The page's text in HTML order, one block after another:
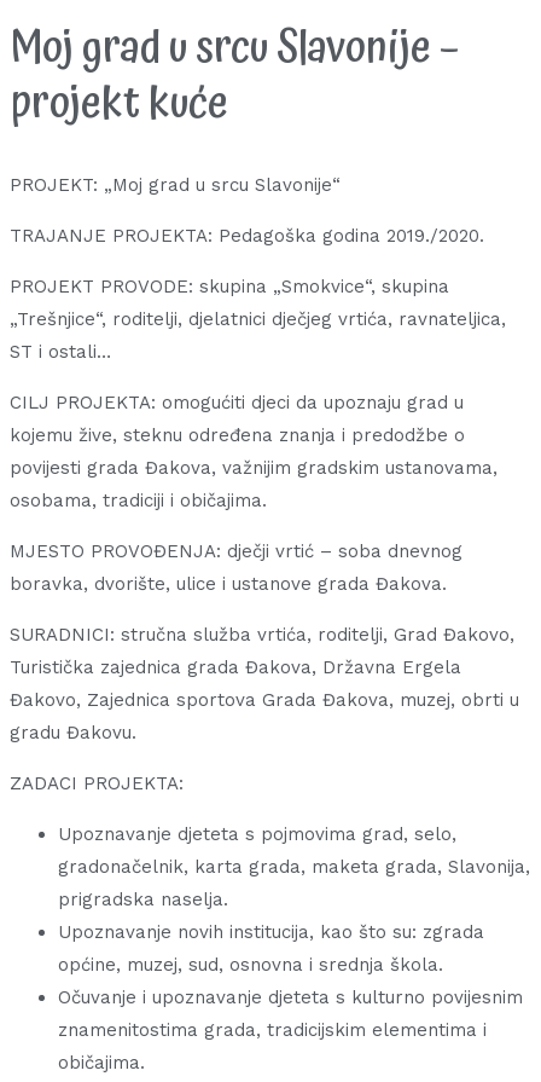
Moj grad u srcu Slavonije –
projekt kuće
PROJEKT: „Moj grad u srcu Slavonije“
TRAJANJE PROJEKTA: Pedagoška godina 2019./2020.
PROJEKT PROVODE: skupina „Smokvice“, skupina
„Trešnjice“, roditelji, djelatnici dječjeg vrtića, ravnateljica,
ST i ostali…
CILJ PROJEKTA: omogućiti djeci da upoznaju grad u
kojemu žive, steknu određena znanja i predodžbe o
povijesti grada Đakova, važnijim gradskim ustanovama,
osobama, tradiciji i običajima.
MJESTO PROVOĐENJA: dječji vrtić – soba dnevnog
boravka, dvorište, ulice i ustanove grada Đakova.
SURADNICI: stručna služba vrtića, roditelji, Grad Đakovo,
Turistička zajednica grada Đakova, Državna Ergela
Đakovo, Zajednica sportova Grada Đakova, muzej, obrti u
gradu Đakovu.
ZADACI PROJEKTA:
Upoznavanje djeteta s pojmovima grad, selo,
gradonačelnik, karta grada, maketa grada, Slavonija,
prigradska naselja.
Upoznavanje novih institucija, kao što su: zgrada
općine, muzej, sud, osnovna i srednja škola.
Očuvanje i upoznavanje djeteta s kulturno povijesnim
znamenitostima grada, tradicijskim elementima i
običajima.